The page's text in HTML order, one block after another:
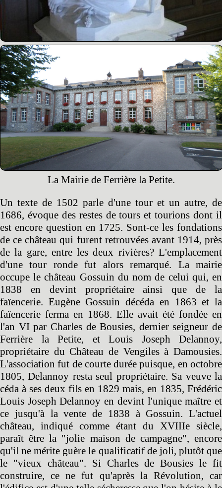
La Mairie de Ferrière la Petite.
Un texte de 1502 parle d'une tour et un autre, de
1686, évoque des restes de tours et tourions dont il
est encore question en 1725. Sont-ce les fondations
de ce château qui furent retrouvées avant 1914, près
de la gare, entre les deux rivières? L'emplacement
d'une tour ronde fut alors remarqué. La mairie
occupe le château Gossuin du nom de celui qui, en
1838 en devint propriétaire ainsi que de la
faïencerie. Eugène Gossuin décéda en 1863 et la
faïencerie ferma en 1868. Elle avait été fondée en
l'an VI par Charles de Bousies, dernier seigneur de
Ferrière la Petite, et Louis Joseph Delannoy,
propriétaire du Château de Vengiles à Damousies.
L'association fut de courte durée puisque, en octobre
1805, Delannoy resta seul propriétaire. Sa veuve la
céda à ses deux fils en 1829 mais, en 1835, Frédéric
Louis Joseph Delannoy en devint l'unique maître et
ce jusqu'à la vente de 1838 à Gossuin. L'actuel
château, indiqué comme étant du XVIIIe siècle,
paraît être la "jolie maison de campagne", encore
qu'il ne mérite guère le qualificatif de joli, plutôt que
le "vieux château". Si Charles de Bousies le fit
construire, ce ne fut qu'après la Révolution, car